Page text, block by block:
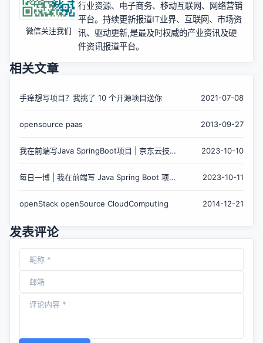
微信关注我们
行业资源、电子商务、移动互联网、网络营销
平台。持续更新报道IT业界、互联网、市场资
讯、驱动更新,是最及时权威的产业资讯及硬
件资讯报道平台。
相关文章
手痒想写项目？我挑了 10 个开源项目送你 2021-07-08
opensource paas 2013-09-27
我在前端写Java SpringBoot项目 | 京东云技
2023-10-10
每日一博 | 我在前端写 Java Spring Boot 项
2023-10-11
openStack openSource CloudComputing 2014-12-21
发表评论